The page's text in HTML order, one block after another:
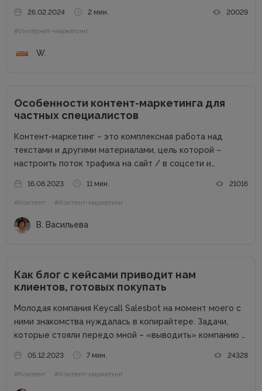
успехам. Добротный комплект «железа» — даже не
обсуждается. Без продвинутого процессора, топовой
26.02.2024 2 мин. 20029
#Интернет-маркетинг
W.
Особенности контент-маркетинга для
частных специалистов
Контент-маркетинг – это комплексная работа над
текстами и другими материалами, цель которой –
настроить поток трафика на сайт / в соцсети и
маркетинге для компаний в сети много. А вот как быть
частным специалистам, которые...
16.08.2023 11 мин. 21016
#Контент #Контент-маркетинг
В. Васильева
Как блог с кейсами приводит нам
клиентов, готовых покупать
Молодая компания Keycall Salesbot на момент моего с
ними знакомства нуждалась в копирайтере. Задачи,
которые стояли передо мной – «выводить» компанию в
несколько размытая, но все же ясная – мне
предлагалась позиция...
05.12.2023 7 мин. 24328
#Контент #Контент-маркетинг